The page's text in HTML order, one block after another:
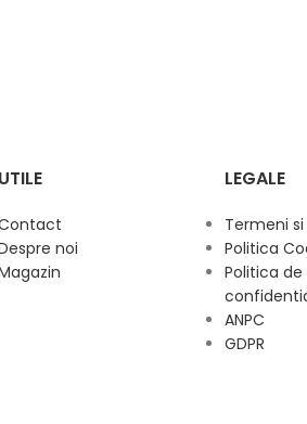
UTILE
noi
LEGALE
Termeni
Politica
Politica de
ANPC
GDPR